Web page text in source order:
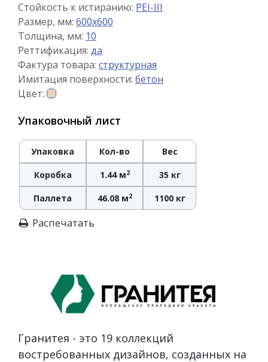
Стойкость к истиранию: PEI-III
Размер, мм: 600x600
Толщина, мм: 10
Реттификация: да
Фактура товара: структурная
Имитация поверхности: бетон
Цвет:
Упаковочный лист
Упаковка Кол-во Вес
Коробка 1.44 м2 35 кг
Паллета 46.08 м2 1100 кг
Распечатать
Гранитея - это 19 коллекций
востребованных дизайнов, созданных на